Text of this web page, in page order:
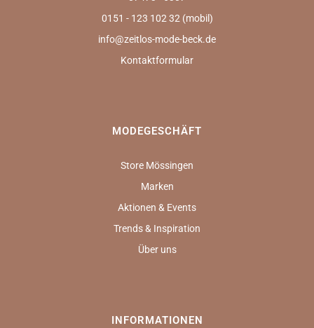
0151 - 123 102 32 (mobil)
info@zeitlos-mode-beck.de
Kontaktformular
MODEGESCHÄFT
Store Mössingen
Marken
Aktionen & Events
Trends & Inspiration
Über uns
INFORMATIONEN